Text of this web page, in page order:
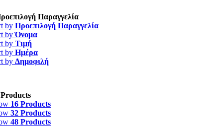
Παραγγελία
by Προεπιλογή Παραγγελία
byΌνομα
by Τιμή
by Ημέρα
by Δημοφιλή
16 Products
32 Products
48 Products